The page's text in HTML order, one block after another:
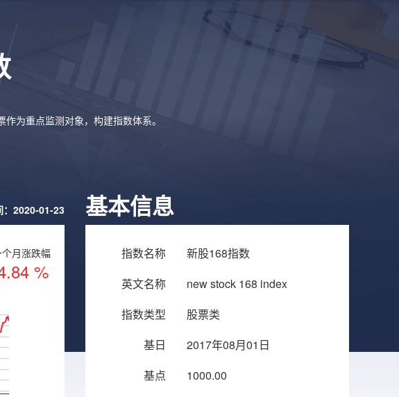
为重点监测对象，构建指数体系。
：2020-01-23
月涨跌幅
%
基本信息
指数名称
新股168指数
英文名称
new stock 168 index
指数类型
股票类
基日
2017年08月01日
基点
1000.00